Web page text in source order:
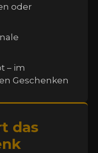
oder
– im
Geschenken
das